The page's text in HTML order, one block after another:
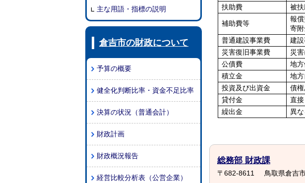
主な用語・指標の説明
倉吉市の財政について
予算の概要
健全化判断比率・資金不足比率
決算の状況（普通会計）
財政計画
財政概況報告
経営比較分析表（公営企業）
扶助費
被
補助費等
報
寄
普通建設事業費
建
災害復旧事業費
災
公債費
地
積立金
地
投資及び出資金
債
貸付金
直
繰出金
異
総務部 財政課
〒682-8611
鳥取県倉吉